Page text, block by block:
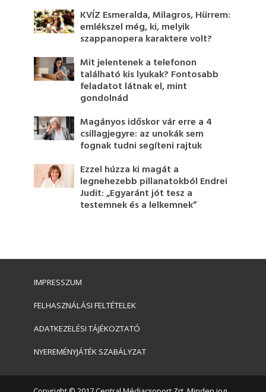
KVÍZ Esmeralda, Milagros, Hürrem:
emlékszel még, ki, melyik
szappanopera karaktere volt?
Mit jelentenek a telefonon
található kis lyukak? Fontosabb
feladatot látnak el, mint
gondolnád
Magányos időskor vár erre a 4
csillagjegyre: az unokák sem
fognak tudni segíteni rajtuk
Ezzel húzza ki magát a
legnehezebb pillanatokból Endrei
Judit: „Egyaránt jót tesz a
testemnek és a lelkemnek”
IMPRESSZUM
FELHASZNÁLÁSI FELTÉTELEK
ADATKEZELÉSI TÁJÉKOZTATÓ
NYEREMÉNYJÁTÉK SZABÁLYZAT